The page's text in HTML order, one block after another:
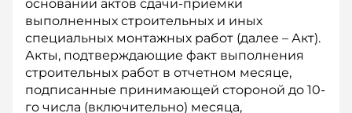
основании актов сдачи-приемки
выполненных строительных и иных
специальных монтажных работ (далее – Акт).
Акты, подтверждающие факт выполнения
строительных работ в отчетном месяце,
подписанные принимающей стороной до 10-
го числа (включительно) месяца,